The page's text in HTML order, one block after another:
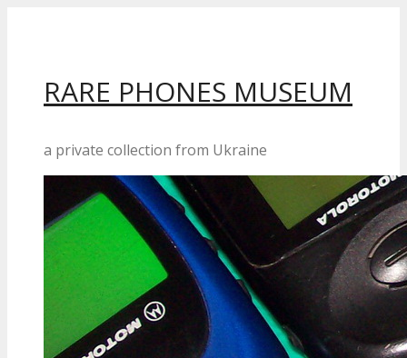
RARE PHONES MUSEUM
a private collection from Ukraine